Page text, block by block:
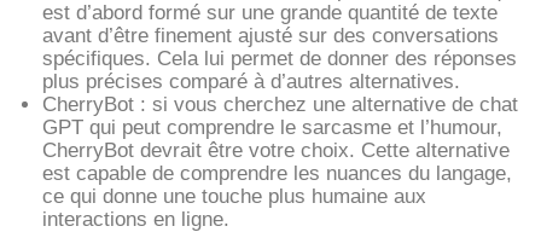
est d’abord formé sur une grande quantité de texte
avant d’être finement ajusté sur des conversations
spécifiques. Cela lui permet de donner des réponses
plus précises comparé à d’autres alternatives.
CherryBot : si vous cherchez une alternative de chat
GPT qui peut comprendre le sarcasme et l’humour,
CherryBot devrait être votre choix. Cette alternative
est capable de comprendre les nuances du langage,
ce qui donne une touche plus humaine aux
interactions en ligne.